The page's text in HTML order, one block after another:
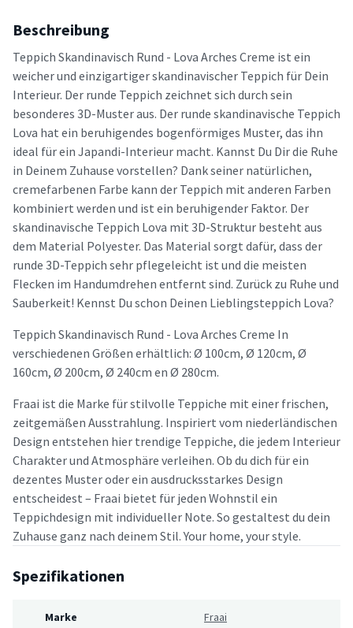
Beschreibung
Teppich Skandinavisch Rund - Lova Arches Creme ist ein
weicher und einzigartiger skandinavischer Teppich für Dein
Interieur. Der runde Teppich zeichnet sich durch sein
besonderes 3D-Muster aus. Der runde skandinavische Teppich
Lova hat ein beruhigendes bogenförmiges Muster, das ihn
ideal für ein Japandi-Interieur macht. Kannst Du Dir die Ruhe
in Deinem Zuhause vorstellen? Dank seiner natürlichen,
cremefarbenen Farbe kann der Teppich mit anderen Farben
kombiniert werden und ist ein beruhigender Faktor. Der
skandinavische Teppich Lova mit 3D-Struktur besteht aus
dem Material Polyester. Das Material sorgt dafür, dass der
runde 3D-Teppich sehr pflegeleicht ist und die meisten
Flecken im Handumdrehen entfernt sind. Zurück zu Ruhe und
Sauberkeit! Kennst Du schon Deinen Lieblingsteppich Lova?
Teppich Skandinavisch Rund - Lova Arches Creme In
verschiedenen Größen erhältlich: Ø 100cm, Ø 120cm, Ø
160cm, Ø 200cm, Ø 240cm en Ø 280cm.
Fraai ist die Marke für stilvolle Teppiche mit einer frischen,
zeitgemäßen Ausstrahlung. Inspiriert vom niederländischen
Design entstehen hier trendige Teppiche, die jedem Interieur
Charakter und Atmosphäre verleihen. Ob du dich für ein
dezentes Muster oder ein ausdrucksstarkes Design
entscheidest – Fraai bietet für jeden Wohnstil ein
Teppichdesign mit individueller Note. So gestaltest du dein
Zuhause ganz nach deinem Stil. Your home, your style.
Spezifikationen
Marke Fraai